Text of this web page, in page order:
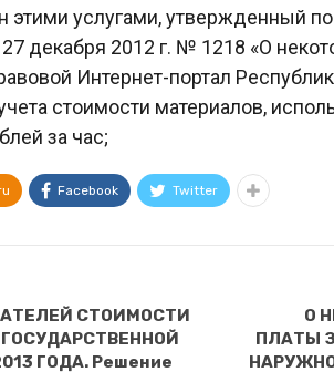
этими услугами, утвержденный
декабря 2012 г. № 1218 «О
Интернет-портал
стоимости материалов,
за час;
Facebook Twitter
СТОИМОСТИ
ГОДА. Решение
О
ПЛАТЫ